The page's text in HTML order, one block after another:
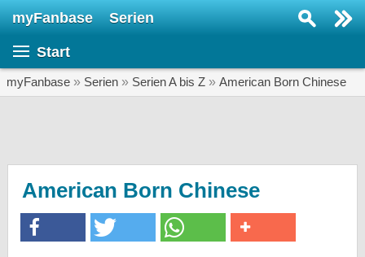
myFanbase Serien
Start
myFanbase » Serien » Serien A bis Z » American Born Chinese
American Born Chinese
SERIEN
Veranstaltungen
KULTUR